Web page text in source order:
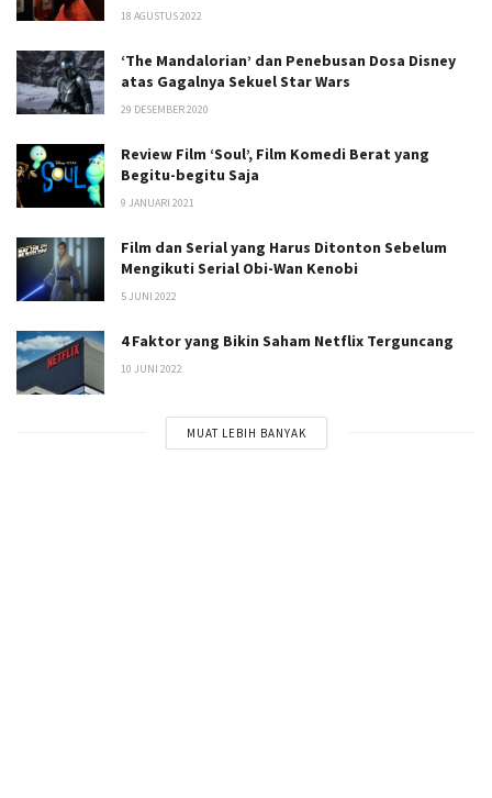
18 AGUSTUS 2022
‘The Mandalorian’ dan Penebusan Dosa Disney
atas Gagalnya Sekuel Star Wars
29 DESEMBER 2020
Review Film ‘Soul’, Film Komedi Berat yang
Begitu-begitu Saja
9 JANUARI 2021
Film dan Serial yang Harus Ditonton Sebelum
Mengikuti Serial Obi-Wan Kenobi
5 JUNI 2022
4 Faktor yang Bikin Saham Netflix Terguncang
10 JUNI 2022
MUAT LEBIH BANYAK